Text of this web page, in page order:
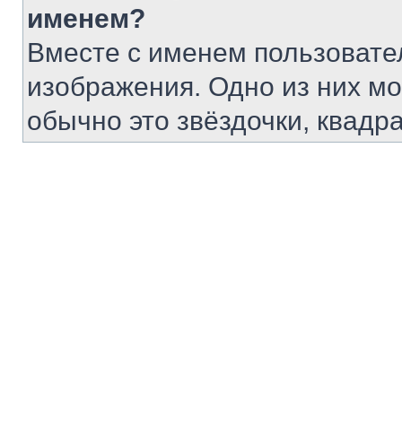
именем?
Вместе с именем
изображения. Одно из них
обычно это звёздочки,